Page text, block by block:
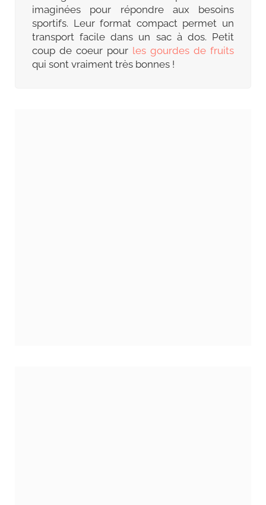
imaginées pour répondre aux besoins
sportifs. Leur format compact permet un
transport facile dans un sac à dos. Petit
coup de coeur pour les gourdes de fruits
qui sont vraiment très bonnes !